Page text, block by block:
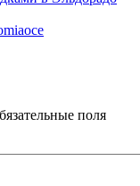
поля